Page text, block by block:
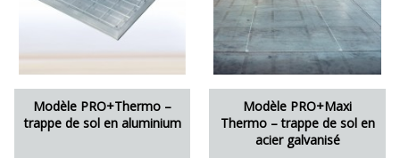
Modèle PRO+Thermo –
trappe de sol en aluminium
Modèle PRO+Maxi
Thermo – trappe de sol en
acier galvanisé